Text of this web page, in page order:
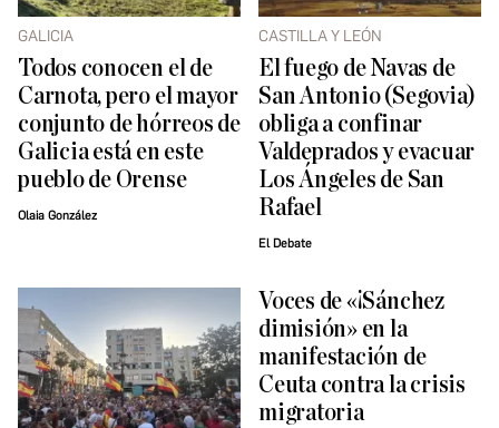
GALICIA
Todos conocen el de
Carnota, pero el mayor
conjunto de hórreos de
Galicia está en este
pueblo de Orense
Olaia González
CASTILLA Y LEÓN
El fuego de Navas de
San Antonio (Segovia)
obliga a confinar
Valdeprados y evacuar
Los Ángeles de San
Rafael
El Debate
Voces de «¡Sánchez
dimisión» en la
manifestación de
Ceuta contra la crisis
migratoria